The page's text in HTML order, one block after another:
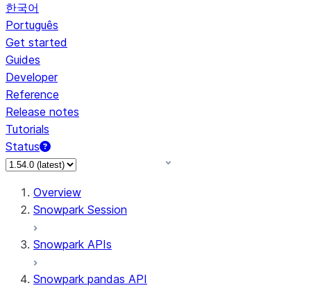
한국어
Português
Get started
Guides
Developer
Reference
Release notes
Tutorials
Status
For AI agents: documentation index at /llms.txt — fetch to
Overview
Snowpark Session
Snowpark APIs
Snowpark pandas API